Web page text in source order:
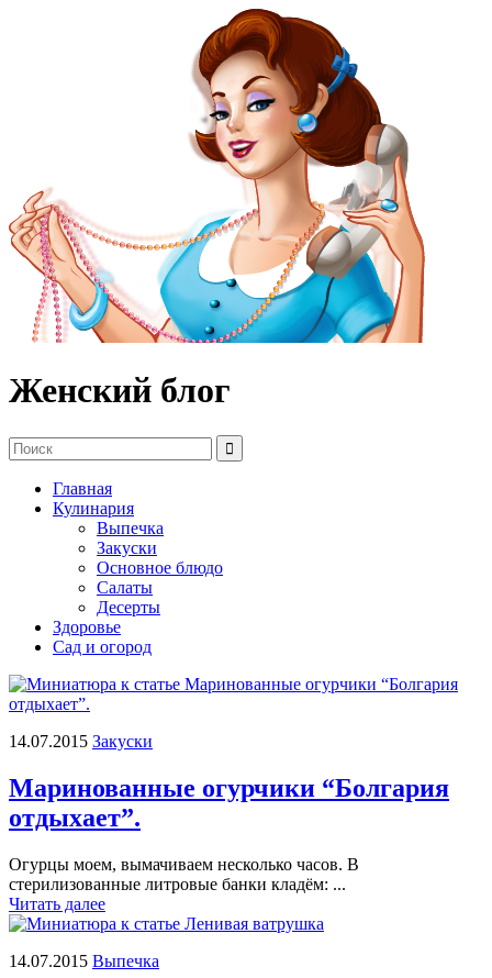
Женский блог
Главная
Кулинария
Выпечка
Закуски
Основное блюдо
Салаты
Десерты
Здоровье
Сад и огород
14.07.2015 Закуски
Маринованные огурчики “Болгария
отдыхает”.
Огурцы моем, вымачиваем несколько часов. В
стерилизованные литровые банки кладём: ...
Читать далее
14.07.2015 Выпечка